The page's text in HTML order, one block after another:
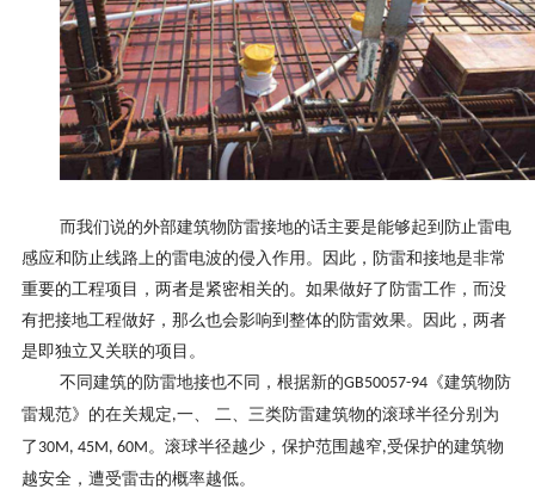
而我们说的外部建筑物防雷接地的话主要是能够起到防止雷电
感应和防止线路上的雷电波的侵入作用。因此，防雷和接地是非常
重要的工程项目，两者是紧密相关的。如果做好了防雷工作，而没
有把接地工程做好，那么也会影响到整体的防雷效果。因此，两者
是即独立又关联的项目。
不同建筑的防雷地接也不同，根据新的GB50057-94《建筑物防
雷规范》的在关规定,一、 二、三类防雷建筑物的滚球半径分别为
了 30M, 45M, 60M 。滚球半径越少，保护范围越窄,受保护的建筑物
越安全，遭受雷击的概率越低。